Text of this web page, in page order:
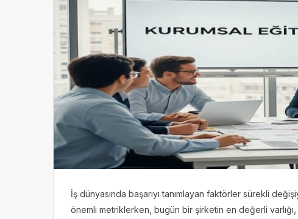
İş dünyasında başarıyı tanımlayan faktörler sürekli
önemli metriklerken, bugün bir şirketin en değerli